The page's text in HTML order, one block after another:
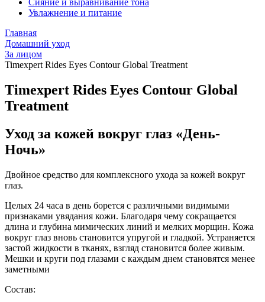
Сияние и выравнивание тона
Увлажнение и питание
Главная
Домашний уход
За лицом
Timexpert Rides Eyes Contour Global Treatment
Timexpert Rides Eyes Contour Global
Treatment
Уход за кожей вокруг глаз «День-
Ночь»
Двойное средство для комплексного ухода за кожей вокруг
глаз.
Целых 24 часа в день борется с различными видимыми
признаками увядания кожи. Благодаря чему сокращается
длина и глубина мимических линий и мелких морщин. Кожа
вокруг глаз вновь становится упругой и гладкой. Устраняется
застой жидкости в тканях, взгляд становится более живым.
Мешки и круги под глазами с каждым днем становятся менее
заметными
Состав: